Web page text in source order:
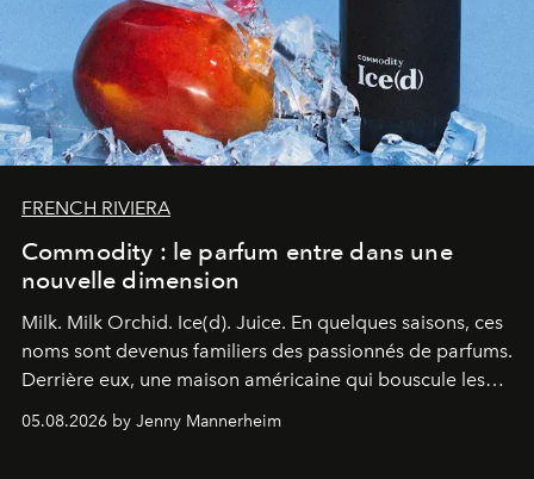
FRENCH RIVIERA
Commodity : le parfum entre dans une
nouvelle dimension
Milk. Milk Orchid. Ice(d). Juice. En quelques saisons, ces
noms sont devenus familiers des passionnés de parfums.
Derrière eux, une maison américaine qui bouscule les
codes de la parfumerie contemporaine en proposant
une approche aussi intuitive que personnelle :
05.08.2026 by Jenny Mannerheim